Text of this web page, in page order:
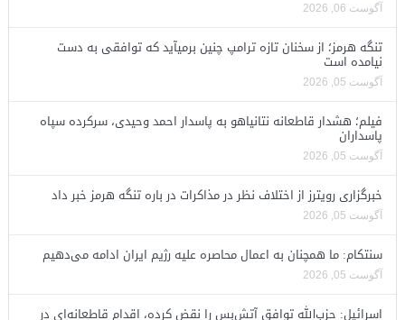
آگوست 06, 2026
تنگه هرمز؛ از سخنان تازه ترامپ چنین برمیآید که توافقی به دست
نیامده است
آگوست 05, 2026
فیلم؛ هشدار قاطعانه نتانیاهو به پاسدار احمد وحیدی، سرکرده سپاه
پاسداران
آگوست 05, 2026
خبرگزاری رویترز از اختلاف نظر در مذاکرات در باره تنگه هرمز خبر داد
آگوست 05, 2026
سنتکام: ما همچنان به اعمال محاصره علیه رژیم ایران ادامه می‌دهیم
آگوست 05, 2026
اسرائیل: حزب‌الله توافق آتش‌بس را نقض کرده، اقدام قاطعانه‌ای در